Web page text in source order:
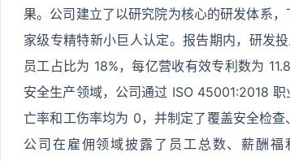
果。公司建立了以研究院为核心的研发体系
家级专精特新小巨人认定。报告期内，研发
员工占比为 18%，每亿营收有效专利数为
安全生产领域，公司通过 ISO 45001:2018
亡率和工伤率均为 0，并制定了覆盖安全检
公司在雇佣领域披露了员工总数、薪酬